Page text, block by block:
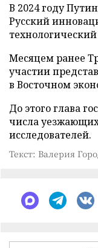
В 2024 году Путин
Русский
Месяцем ранее
участии
в Восточном
До этого глава
числа
исследователей.
Текст: Валерия